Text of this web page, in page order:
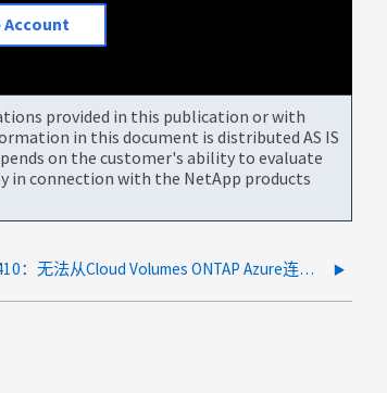
Account
provided in this publication or with
in this document is distributed AS IS
on the customer's ability to evaluate
in connection with the NetApp products
CONAP-356410：无法从Cloud Volumes ONTAP Azure连接到Azure实例元数据服务(IMDS)服务器